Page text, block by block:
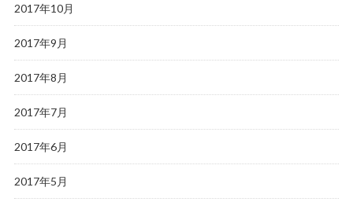
2017年10月
2017年9月
2017年8月
2017年7月
2017年6月
2017年5月